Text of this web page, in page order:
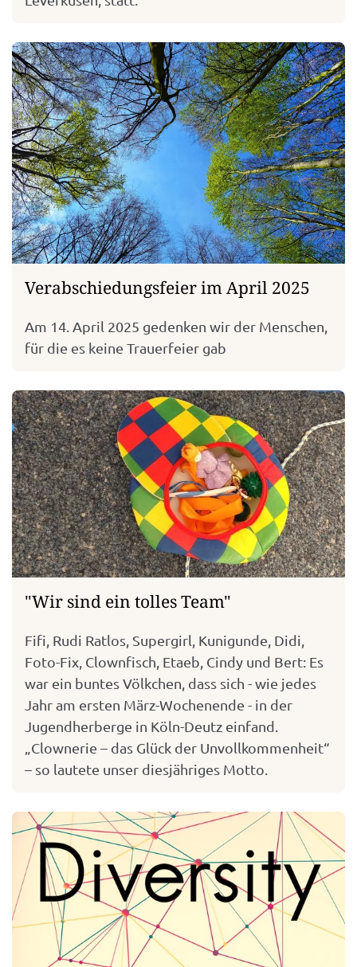
Verabschiedungsfeier im April 2025
Am 14. April 2025 gedenken wir der Menschen,
für die es keine Trauerfeier gab
"Wir sind ein tolles Team"
Fifi, Rudi Ratlos, Supergirl, Kunigunde, Didi,
Foto-Fix, Clownfisch, Etaeb, Cindy und Bert: Es
war ein buntes Völkchen, dass sich - wie jedes
Jahr am ersten März-Wochenende - in der
Jugendherberge in Köln-Deutz einfand.
„Clownerie – das Glück der Unvollkommenheit“
– so lautete unser diesjähriges Motto.